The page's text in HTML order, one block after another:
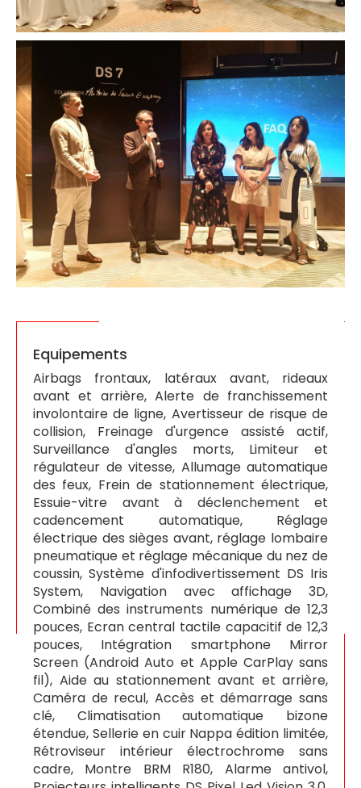
Equipements
Airbags frontaux, latéraux avant, rideaux
avant et arrière, Alerte de franchissement
involontaire de ligne, Avertisseur de risque de
collision, Freinage d'urgence assisté actif,
Surveillance d'angles morts, Limiteur et
régulateur de vitesse, Allumage automatique
des feux, Frein de stationnement électrique,
Essuie-vitre avant à déclenchement et
cadencement automatique, Réglage
électrique des sièges avant, réglage lombaire
pneumatique et réglage mécanique du nez de
coussin, Système d'infodivertissement DS Iris
System, Navigation avec affichage 3D,
Combiné des instruments numérique de 12,3
pouces, Ecran central tactile capacitif de 12,3
pouces, Intégration smartphone Mirror
Screen (Android Auto et Apple CarPlay sans
fil), Aide au stationnement avant et arrière,
Caméra de recul, Accès et démarrage sans
clé, Climatisation automatique bizone
étendue, Sellerie en cuir Nappa édition limitée,
Rétroviseur intérieur électrochrome sans
cadre, Montre BRM R180, Alarme antivol,